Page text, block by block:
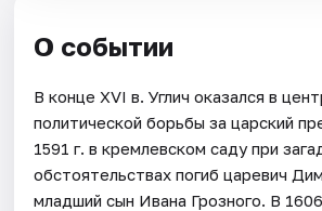
О событии
В конце ХVI в. Углич оказался в
политической борьбы за царский
1591 г. в кремлевском саду при
обстоятельствах погиб царевич
младший сын Ивана Грозного. В